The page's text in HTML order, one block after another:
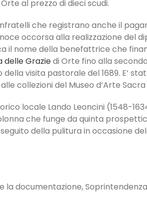
al prezzo di dieci scudi.
che registrano anche il
occorsa alla realizzazione del
il nome della benefattrice che
delle Graziedi Orte fino alla
visita pastorale del 1689. E’
collezioni del Museo d’Arte
locale Lando Leoncini (1548-
che funge da quinta
della pulitura in occasione
documentazione,